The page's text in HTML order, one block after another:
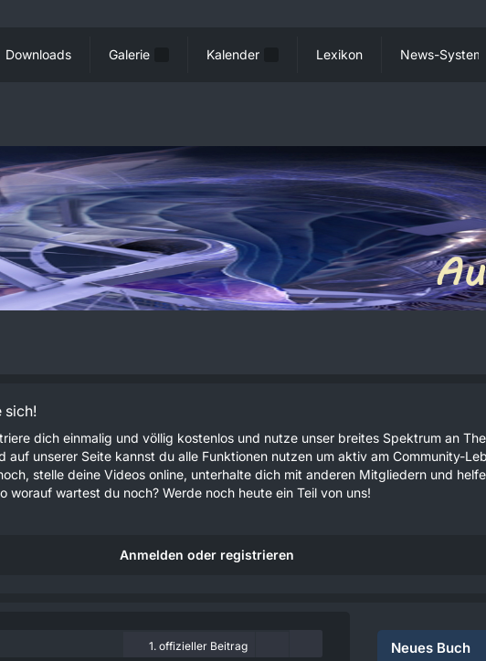
Downloads Galerie Kalender Lexikon News-System
sich!
dich einmalig und völlig kostenlos und nutze unser breites Spektrum an
unserer Seite kannst du alle Funktionen nutzen um aktiv am Community-
stelle deine Videos online, unterhalte dich mit anderen Mitgliedern und
worauf wartest du noch? Werde noch heute ein Teil von uns!
Anmelden oder registrieren
1. offizieller Beitrag Neues Buch